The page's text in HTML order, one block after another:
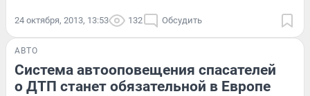
24 октября, 2013, 13:53 132 Обсудить
АВТО
Система автооповещения спасателей
о ДТП станет обязательной в Европе